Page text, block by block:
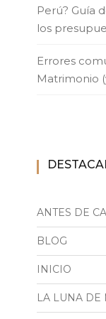
Perú? Guía
los
Errores
Matrimonio
ANTES DE
BLOG
INICIO
LA LUNA DE